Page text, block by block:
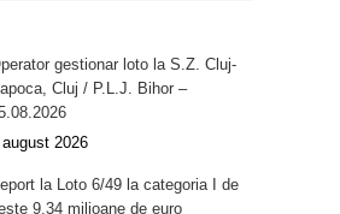
gestionar loto la S.Z. Cluj-
Cluj / P.L.J. Bihor –
2026
la Loto 6/49 la categoria I de
9,34 milioane de euro